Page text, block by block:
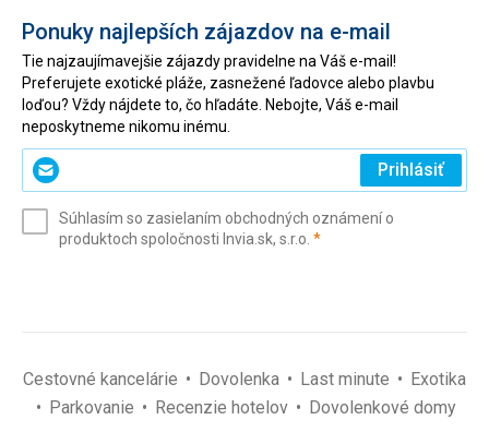
Ponuky najlepších zájazdov na e-mail
Tie najzaujímavejšie zájazdy pravidelne na Váš e-mail!
Preferujete exotické pláže, zasnežené ľadovce alebo plavbu
loďou? Vždy nájdete to, čo hľadáte. Nebojte, Váš e-mail
neposkytneme nikomu inému.
Zadajte
svoj
(povinné)
Prihlásiť
Súhlasím so zasielaním obchodných oznámení o
produktoch spoločnosti Invia.sk, s.r.o. *(povinné)
Cestovné kancelárie Dovolenka Last minute
Exotika
Parkovanie
Recenzie hotelov Dovolenkové domy